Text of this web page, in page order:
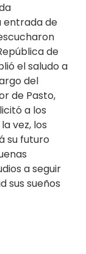
entrada de
de
el saludo a
del
de Pasto,
a los
vez, los
su futuro
a seguir
sus sueños